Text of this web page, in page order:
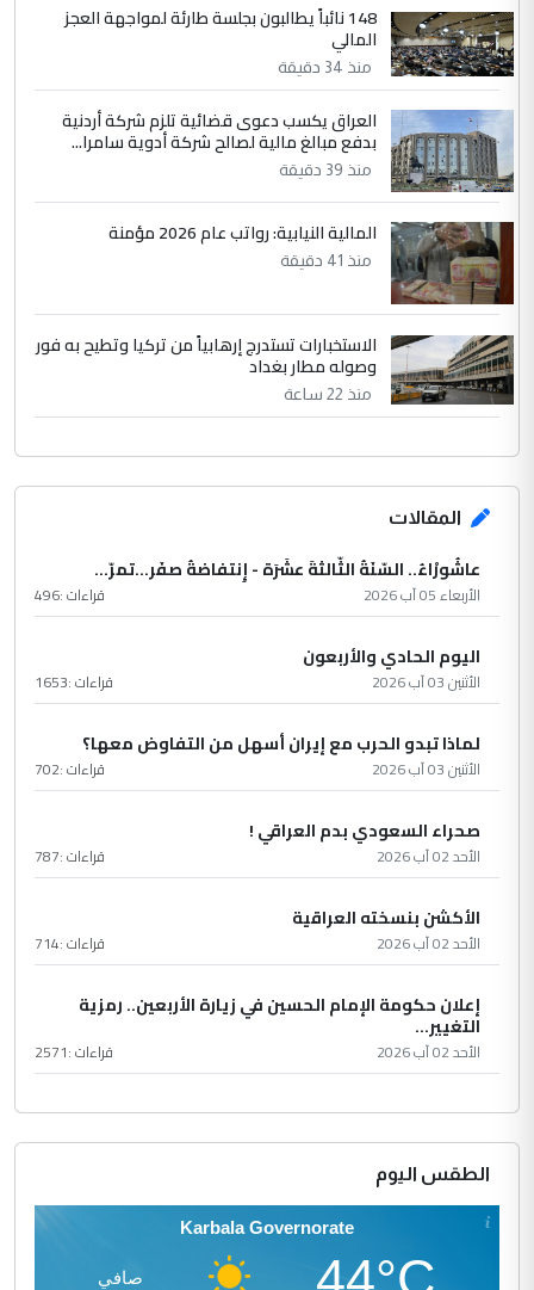
العراقي، الذي احترق بحر الصيف، في حين
حكومة الزيدي ...
الموضوع :
نواف سلام في بغداد.. "الفيول" مقابل
تصدير النفط العراقي
148 نائباً يطالبون بجلسة طارئة لمواجهة العجز
المالي
منذ 34 دقيقة
العراق يكسب دعوى قضائية تلزم شركة أردنية
بدفع مبالغ مالية لصالح شركة أدوية سامرا...
منذ 39 دقيقة
المالية النيابية: رواتب عام 2026 مؤمنة
منذ 41 دقيقة
الاستخبارات تستدرج إرهابياً من تركيا وتطيح به فور
وصوله مطار بغداد
منذ 22 ساعة
المقالات
عاشُورْاءُ.. السّنَةُ الثّالثةَ عشَرَة - إِنتفاضةُ صفَر…تمرّ...
الأربعاء 05 آب 2026 قراءات :496
اليوم الحادي والأربعون
الأثنين 03 آب 2026 قراءات :1653
لماذا تبدو الحرب مع إيران أسهل من التفاوض معها؟
الأثنين 03 آب 2026 قراءات :702
صحراء السعودي بدم العراقي !
الأحد 02 آب 2026 قراءات :787
الأكشن بنسخته العراقية
الأحد 02 آب 2026 قراءات :714
إعلان حكومة الإمام الحسين في زيارة الأربعين.. رمزية
التغيير...
الأحد 02 آب 2026 قراءات :2571
الطقس اليوم
Karbala Governorate
صافي